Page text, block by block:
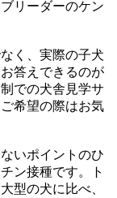
リーダーのケン
く、実際の子犬
答えできるのが
での犬舎見学サ
希望の際はお気
いポイントのひ
ン接種です。ト
型の犬に比べ、